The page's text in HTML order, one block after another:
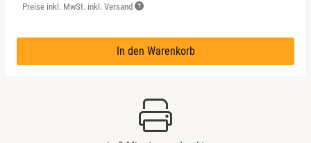
Preise inkl. MwSt. inkl. Versand
In den Warenkorb